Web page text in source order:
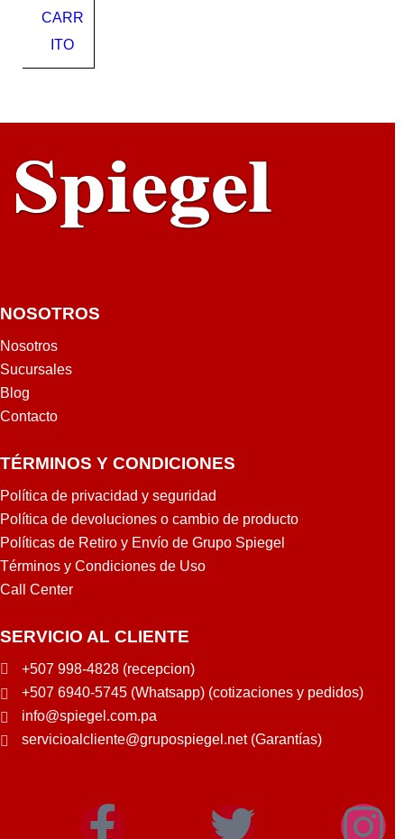
CARR
ITO
NOSOTROS
Nosotros
Sucursales
Blog
Contacto
TÉRMINOS Y CONDICIONES
Política de privacidad y seguridad
Política de devoluciones o cambio de producto
Políticas de Retiro y Envío de Grupo Spiegel
Términos y Condiciones de Uso
Call Center
SERVICIO AL CLIENTE
+507 998-4828 (recepcion)
+507 6940-5745 (Whatsapp) (cotizaciones y pedidos)
info@spiegel.com.pa
servicioalcliente@grupospiegel.net (Garantías)